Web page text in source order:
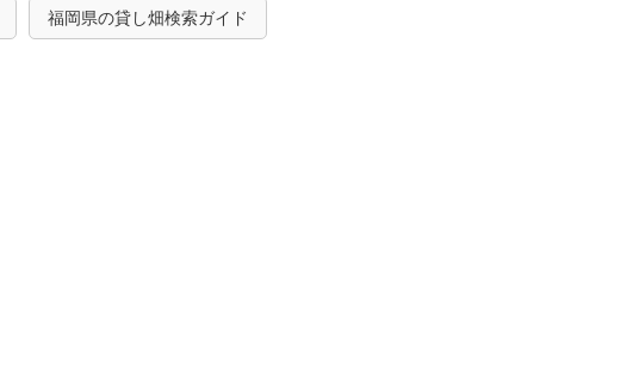
福岡県の貸し畑検索ガイド